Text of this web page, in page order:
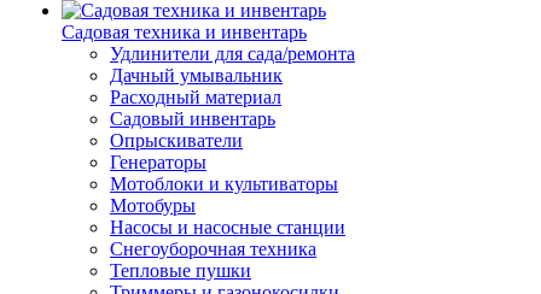
Садовая техника и инвентарь
Удлинители для сада/ремонта
Дачный умывальник
Расходный материал
Садовый инвентарь
Опрыскиватели
Генераторы
Мотоблоки и культиваторы
Мотобуры
Насосы и насосные станции
Снегоуборочная техника
Тепловые пушки